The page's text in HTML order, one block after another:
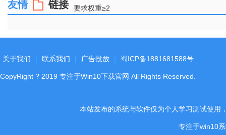
友情 链接 要求权重≥2
关于我们 联系我们 广告投放 蜀ICP备1881681588号
CopyRight ? 2019 专注于Win10下载官网 All Rights Reserved.
本站发布的系统与软件仅为个人学习测试使用
专注于win10